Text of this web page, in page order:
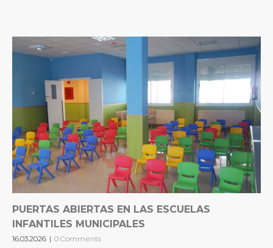
PUERTAS ABIERTAS EN LAS ESCUELAS
INFANTILES MUNICIPALES
16.03.2026 | 0 Comments